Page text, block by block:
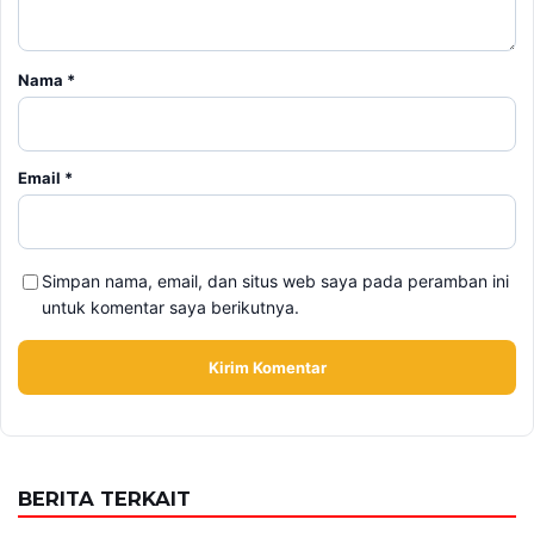
Nama *
Email *
Simpan nama, email, dan situs web saya pada peramban ini
untuk komentar saya berikutnya.
BERITA TERKAIT